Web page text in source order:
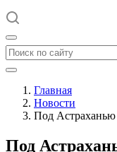
Главная
Новости
Под Астраханью
Под